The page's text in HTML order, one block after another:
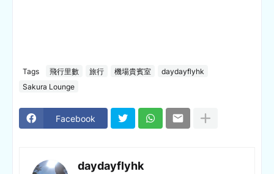
Tags 飛行里數 旅行 機場貴賓室
daydayflyhk
Sakura Lounge
Facebook
daydayflyhk